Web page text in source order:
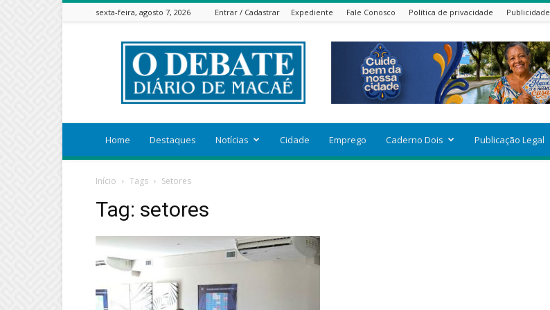
sexta-feira, agosto 7, 2026 Entrar / Cadastrar Expediente Fale Conosco Política de privacidade Publicidade
ODEBATEON
Home Destaques Notícias Cidade Emprego Caderno Dois Publicação Legal
Início Tags Setores
Tag: setores